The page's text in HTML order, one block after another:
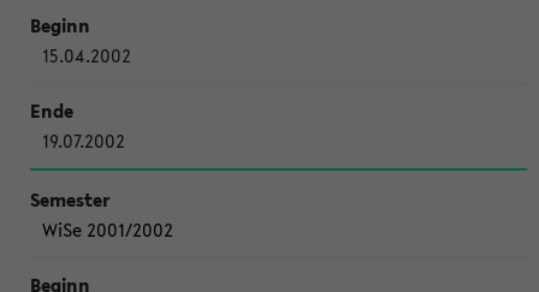
15.04.2002
19.07.2002
WiSe 2001/2002